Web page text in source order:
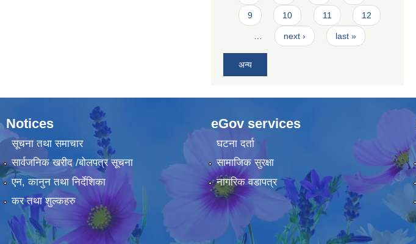
9 10 11 12
next › last »
अन्य
Notices
सूचना तथा समाचार
सार्वजनिक खरीद /बोलपत्र सूचना
एन, कानुन तथा निर्देशिका
कर तथा शुल्कहरु
eGov services
घटना दर्ता
सामाजिक सुरक्षा
नागरिक वडापत्र